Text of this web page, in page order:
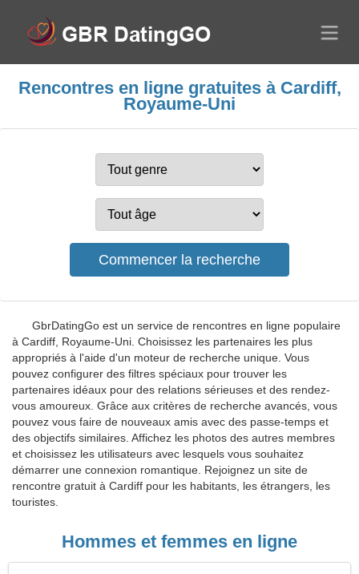
Rencontres en ligne gratuites à Cardiff,
Royaume-Uni
GbrDatingGo est un service de rencontres en ligne populaire
à Cardiff, Royaume-Uni. Choisissez les partenaires les plus
appropriés à l'aide d'un moteur de recherche unique. Vous
pouvez configurer des filtres spéciaux pour trouver les
partenaires idéaux pour des relations sérieuses et des rendez-
vous amoureux. Grâce aux critères de recherche avancés, vous
pouvez vous faire de nouveaux amis avec des passe-temps et
des objectifs similaires. Affichez les photos des autres membres
et choisissez les utilisateurs avec lesquels vous souhaitez
démarrer une connexion romantique. Rejoignez un site de
rencontre gratuit à Cardiff pour les habitants, les étrangers, les
touristes.
Hommes et femmes en ligne